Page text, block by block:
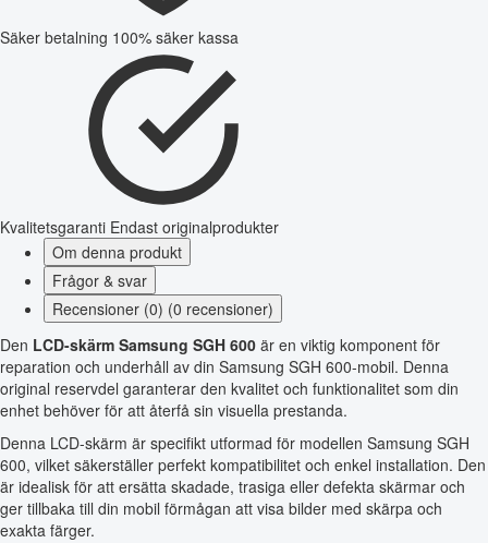
Säker betalning 100% säker kassa
Kvalitetsgaranti Endast originalprodukter
Om denna produkt
Frågor & svar
Recensioner (0) (0 recensioner)
Den LCD-skärm Samsung SGH 600 är en viktig komponent för
reparation och underhåll av din Samsung SGH 600-mobil. Denna
original reservdel garanterar den kvalitet och funktionalitet som din
enhet behöver för att återfå sin visuella prestanda.
Denna LCD-skärm är specifikt utformad för modellen Samsung SGH
600, vilket säkerställer perfekt kompatibilitet och enkel installation. Den
är idealisk för att ersätta skadade, trasiga eller defekta skärmar och
ger tillbaka till din mobil förmågan att visa bilder med skärpa och
exakta färger.